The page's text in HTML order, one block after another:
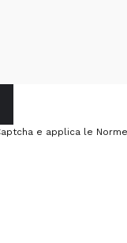
e applica le